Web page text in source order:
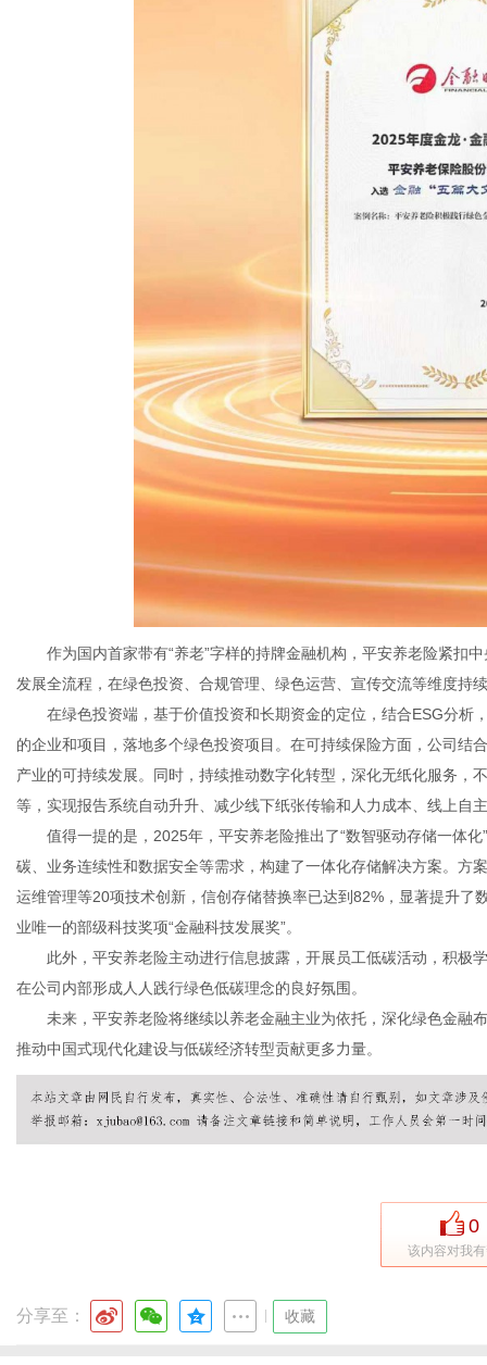
作为国内首家带有“养老”字样的持牌金融机构，平安养老险紧扣
发展全流程，在绿色投资、合规管理、绿色运营、宣传交流等维度持
在绿色投资端，基于价值投资和长期资金的定位，结合ESG分析
的企业和项目，落地多个绿色投资项目。在可持续保险方面，公司结
产业的可持续发展。同时，持续推动数字化转型，深化无纸化服务，
等，实现报告系统自动升升、减少线下纸张传输和人力成本、线上自
值得一提的是，2025年，平安养老险推出了“数智驱动存储一体化
碳、业务连续性和数据安全等需求，构建了一体化存储解决方案。方
运维管理等20项技术创新，信创存储替换率已达到82%，显著提升
业唯一的部级科技奖项“金融科技发展奖”。
此外，平安养老险主动进行信息披露，开展员工低碳活动，积极
在公司内部形成人人践行绿色低碳理念的良好氛围。
未来，平安养老险将继续以养老金融主业为依托，深化绿色金融
推动中国式现代化建设与低碳经济转型贡献更多力量。
0
该内容对我
分享至： 收藏